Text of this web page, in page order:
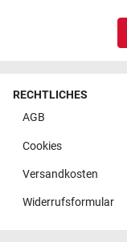
RECHTLICHES
AGB
Cookies
Versandkosten
Widerrufsformular